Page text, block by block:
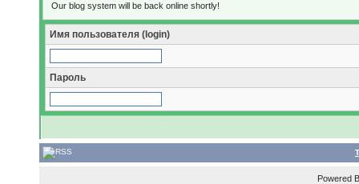
Our blog system will be back online shortly!
Имя пользователя (login)
Пароль
Powered